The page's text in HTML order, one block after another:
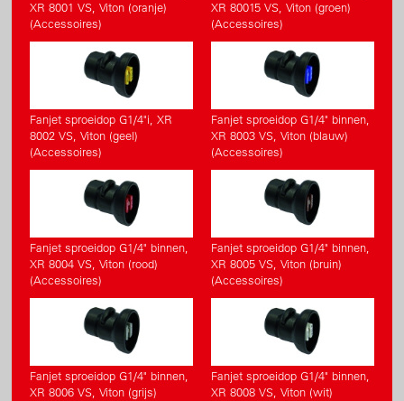
XR 8001 VS, Viton (oranje)
(Accessoires)
XR 80015 VS, Viton (groen)
(Accessoires)
Fanjet sproeidop G1/4"i, XR
8002 VS, Viton (geel)
(Accessoires)
Fanjet sproeidop G1/4" binnen,
XR 8003 VS, Viton (blauw)
(Accessoires)
Fanjet sproeidop G1/4" binnen,
XR 8004 VS, Viton (rood)
(Accessoires)
Fanjet sproeidop G1/4" binnen,
XR 8005 VS, Viton (bruin)
(Accessoires)
Fanjet sproeidop G1/4" binnen,
XR 8006 VS, Viton (grijs)
Fanjet sproeidop G1/4" binnen,
XR 8008 VS, Viton (wit)